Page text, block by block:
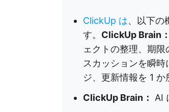
ClickUp は、以下の
す。 ClickUp Brain：
ェクトの整理、期
スカッションを瞬時
ジ、更新情報を 1
ClickUp Brain：
AI